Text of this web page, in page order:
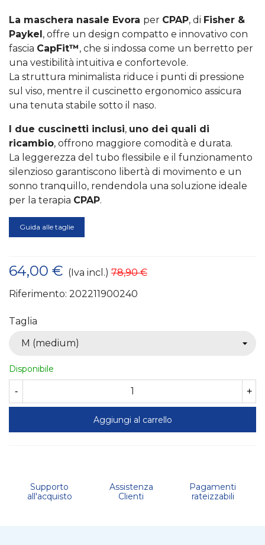
La maschera nasale Evora per CPAP, di Fisher &
Paykel, offre un design compatto e innovativo con
fascia CapFit™, che si indossa come un berretto per
una vestibilità intuitiva e confortevole.
La struttura minimalista riduce i punti di pressione
sul viso, mentre il cuscinetto ergonomico assicura
una tenuta stabile sotto il naso.
I due cuscinetti inclusi, uno dei quali di
ricambio, offrono maggiore comodità e durata.
La leggerezza del tubo flessibile e il funzionamento
silenzioso garantiscono libertà di movimento e un
sonno tranquillo, rendendola una soluzione ideale
per la terapia CPAP.
Guida alle taglie
64,00 € (Iva incl.) 78,90 €
Riferimento: 202211900240
Taglia
Disponibile
- +
Aggiungi al carrello
Supporto
all'acquisto
Assistenza
Clienti
Pagamenti
rateizzabili